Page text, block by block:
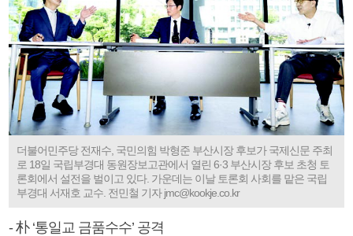
더불어민주당 전재수, 국민의힘 박형준 부산시장 후보가 국제신문 주최
로 18일 국립부경대 동원장보고관에서 열린 6·3 부산시장 후보 초청 토
론회에서 설전을 벌이고 있다. 가운데는 이날 토론회 사회를 맡은 국립
부경대 서재호 교수. 전민철 기자 jmc@kookje.co.kr
- 朴 ‘통일교 금품수수’ 공격